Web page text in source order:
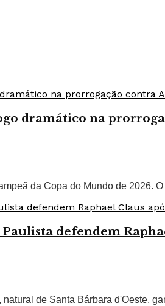
dramático na
da Copa do Mundo de 2026.
Paulista defendem
de Santa Bárbara d'Oeste,